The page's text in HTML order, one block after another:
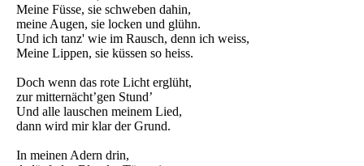
Meine Füsse, sie schweben dahin,
meine Augen, sie locken und glühn.
Und ich tanz' wie im Rausch, denn ich weiss,
Meine Lippen, sie küssen so heiss.
Doch wenn das rote Licht erglüht,
zur mitternächt’gen Stund’
Und alle lauschen meinem Lied,
dann wird mir klar der Grund.
In meinen Adern drin,